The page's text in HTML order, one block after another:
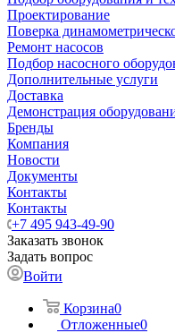
Проектирование
Поверка
Ремонт насосов
Подбор насосного
Дополнительные услуги
Доставка
Демонстрация
Бренды
Компания
Новости
Документы
Контакты
Контакты
+7 495 943-49-90
Заказать звонок
Задать вопрос
Войти
Корзина0
Отложенные0